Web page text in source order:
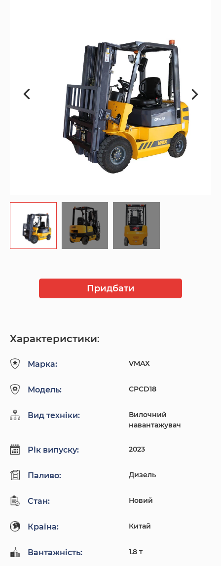
Придбати
Характеристики:
Марка: VMAX
Модель: CPCD18
Вид техніки:
Вилочний
навантажувач
Рік випуску: 2023
Паливо: Дизель
Стан: Новий
Країна: Китай
Вантажність: 1.8 т